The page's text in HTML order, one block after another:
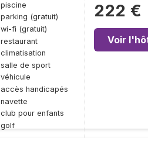
piscine
parking (gratuit)
wi-fi (gratuit)
restaurant
climatisation
salle de sport
véhicule
accès handicapés
navette
club pour enfants
golf
222 €
Voir